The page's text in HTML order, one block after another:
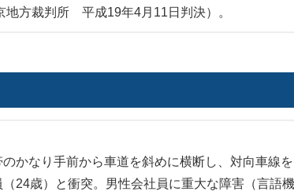
地方裁判所 平成19年4月11日判決）。
かなり手前から車道を斜めに横断し、対向車線を
24歳）と衝突。男性会社員に重大な障害（言語機